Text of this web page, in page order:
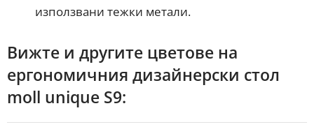
използвани тежки метали.
Вижте и другите цветове на
ергономичния дизайнерски стол
moll unique S9: